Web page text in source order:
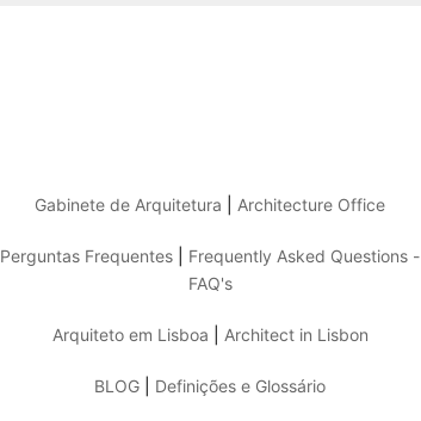
Gabinete de Arquitetura Architecture Office
Perguntas Frequentes
Frequently Asked Questions -
FAQ's
Arquiteto em Lisboa Architect in Lisbon
BLOG Definições e Glossário